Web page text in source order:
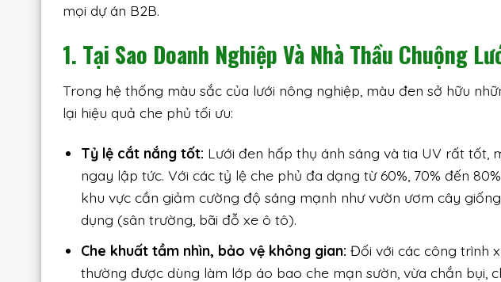
mọi dự án B2B.
1. Tại Sao Doanh Nghiệp Và Nhà Thầu Chuộng
Trong hệ thống màu sắc của lưới nông nghiệp, màu đen sở hữu
lại hiệu quả che phủ tối ưu:
Tỷ lệ cắt nắng tốt: Lưới đen hấp thụ ánh sáng và tia UV rất tốt,
ngay lập tức. Với các tỷ lệ che phủ đa dạng từ 60%, 70% đến
khu vực cần giảm cường độ sáng mạnh như vườn ươm cây
dụng (sân trường, bãi đỗ xe ô tô).
Che khuất tầm nhìn, bảo vệ không gian: Đối với các công trình
thường được dùng làm lớp áo bao che mạn sườn, vừa chắn bụi,